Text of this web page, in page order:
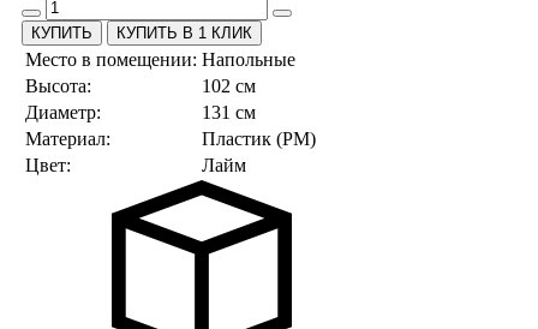
КУПИТЬ В 1 КЛИК
Место в помещении: Напольные
Высота:
102 см
Диаметр:
131 см
Материал:
Пластик (PM)
Цвет:
Лайм